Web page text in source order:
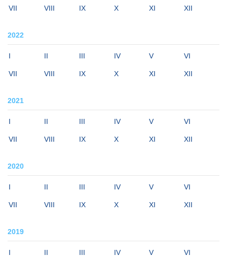
VII VIII IX X XI XII
2022
I II III IV V VI
VII VIII IX X XI XII
2021
I II III IV V VI
VII VIII IX X XI XII
2020
I II III IV V VI
VII VIII IX X XI XII
2019
I II III IV V VI